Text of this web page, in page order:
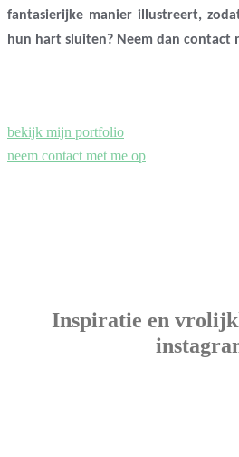
fantasierijke manier illustreert,
hun hart sluiten? Neem dan contact
bekijk mijn portfolio
neem contact met me op
Inspiratie en